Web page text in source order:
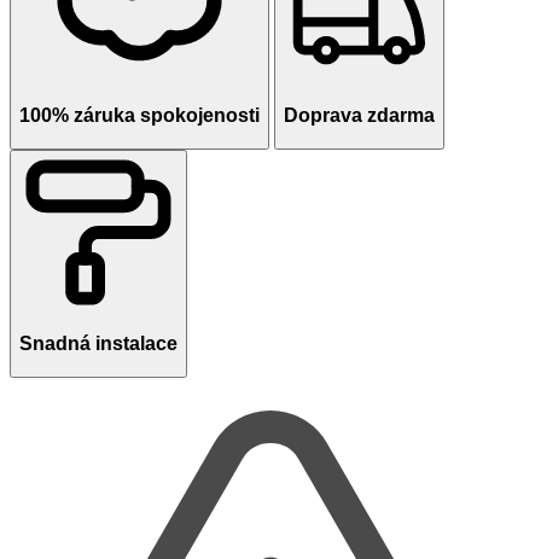
100% záruka spokojenosti Doprava zdarma
Snadná instalace